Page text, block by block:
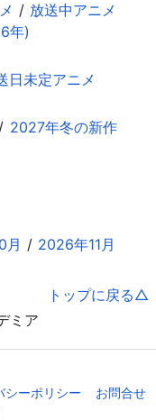
放送中アニメ
年)
日未定アニメ
2027年冬の新作
月
2026年11月
トップに戻る
ミア
シーポリシー
お問合せ